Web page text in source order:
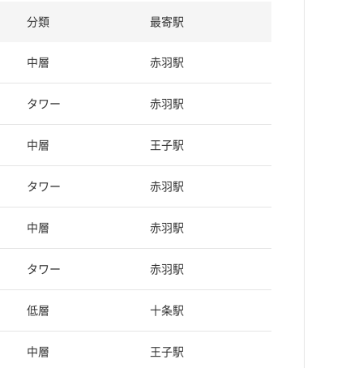
分類 最寄駅
中層 赤羽駅
タワー 赤羽駅
中層 王子駅
タワー 赤羽駅
中層 赤羽駅
タワー 赤羽駅
低層 十条駅
中層 王子駅